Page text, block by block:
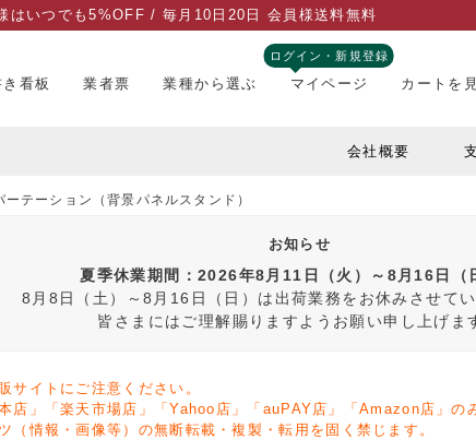
はいつでも5%OFF / 毎月10日20日 会員様送料無料
看板 業者票 業種から選ぶ
ログイン・新規登録
マイページ カートを
会社概要
ーテーション（背景パネルスタンド）
お知らせ
夏季休業期間：2026年8月11日（火）～8月16日（
8月8日（土）～8月16日（日）は出荷業務をお休みさせてい
皆さまにはご理解賜りますようお願い申し上げま
サイトにご注意ください。
店」「楽天市場店」「Yahoo店」「auPAY店」「Amazon店」の
（情報・画像等）の無断転載・複製・転用を固く禁じます。